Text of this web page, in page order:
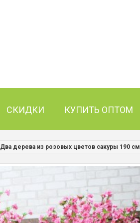
СКИДКИ КУПИТЬ ОПТОМ
Два дерева из розовых цветов сакуры 190 см